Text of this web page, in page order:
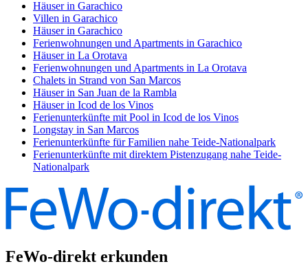
Häuser in Garachico
Villen in Garachico
Häuser in Garachico
Ferienwohnungen und Apartments in Garachico
Häuser in La Orotava
Ferienwohnungen und Apartments in La Orotava
Chalets in Strand von San Marcos
Häuser in San Juan de la Rambla
Häuser in Icod de los Vinos
Ferienunterkünfte mit Pool in Icod de los Vinos
Longstay in San Marcos
Ferienunterkünfte für Familien nahe Teide-Nationalpark
Ferienunterkünfte mit direktem Pistenzugang nahe Teide-
Nationalpark
FeWo-direkt erkunden